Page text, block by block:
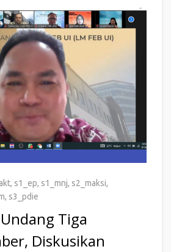
, s1_ep, s1_mnj, s2_maksi,
, s3_pdie
Undang Tiga
Diskusikan